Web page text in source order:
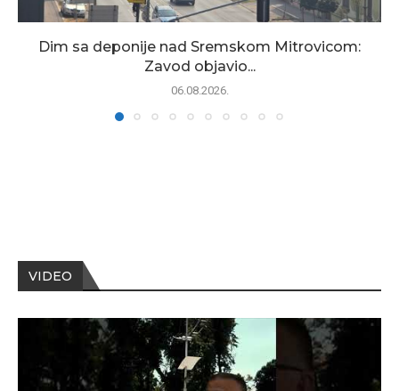
Dim sa deponije nad Sremskom Mitrovicom:
Zavod objavio...
06.08.2026.
VIDEO